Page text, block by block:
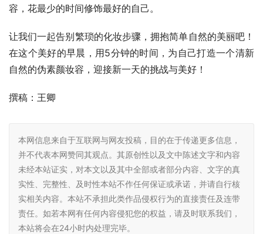
容，花最少的时间修饰最好的自己。
让我们一起告别繁琐的化妆步骤，拥抱简单自然的美丽吧！
在这个美好的早晨，用5分钟的时间，为自己打造一个清新
自然的伪素颜妆容，迎接新一天的挑战与美好！
撰稿：王卿
本网信息来自于互联网与网友投稿，目的在于传递更多信息，
并不代表本网赞同其观点。其原创性以及文中陈述文字和内容
未经本站证实，对本文以及其中全部或者部分内容、文字的真
实性、完整性、及时性本站不作任何保证或承诺，并请自行核
实相关内容。本站不承担此类作品侵权行为的直接责任及连带
责任。如若本网有任何内容侵犯您的权益，请及时联系我们，
本站将会在24小时内处理完毕。